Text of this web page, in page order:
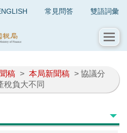
常見問答 雙語詞彙
稿 > 本局新聞稿 > 協議分
稅負大不同